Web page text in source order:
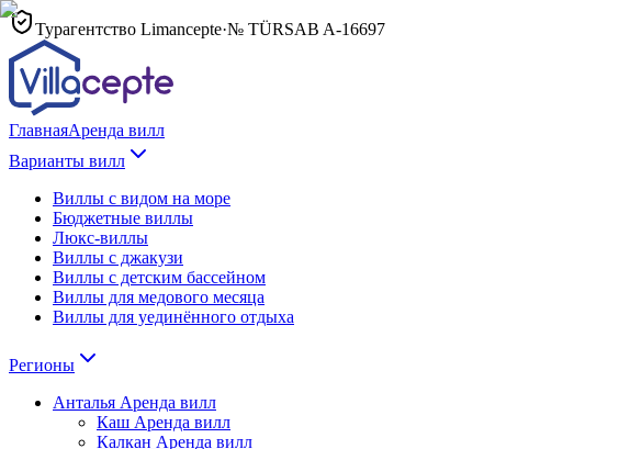
Турагентство Limancepte·№ TÜRSAB A-16697
ГлавнаяАренда вилл
Варианты вилл
Виллы с видом на море
Бюджетные виллы
Люкс-виллы
Виллы с джакузи
Виллы с детским бассейном
Виллы для медового месяца
Виллы для уединённого отдыха
Регионы
Анталья Аренда вилл
Каш Аренда вилл
Калкан Аренда вилл